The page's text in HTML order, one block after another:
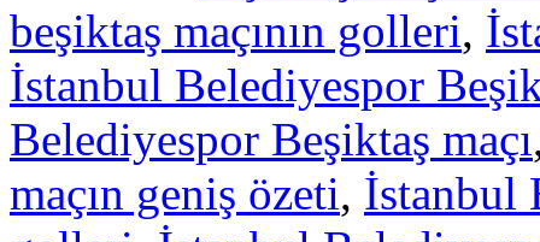
beşiktaş maçının golleri,
İstanbul Belediyespor
Belediyespor Beşiktaş maçı
maçın geniş özeti, İstanbul